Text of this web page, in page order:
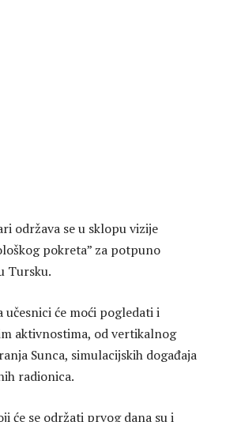
održava se u sklopu vizije
pokreta” za potpuno
Tursku.
učesnici će moći pogledati i
aktivnostima, od vertikalnog
Sunca, simulacijskih događaja
radionica.
će se održati prvog dana su i